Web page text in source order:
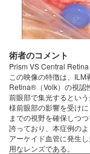
術者のコメント
Prism VS Central Retina
この映像の特徴は、
Retina®（Volk）の視認
前眼部で集光するとい
様前眼部の影響を受け
までの視野を確保しつ
誇っており、本症例の
アーケイド血管に発生
用なレンズである。